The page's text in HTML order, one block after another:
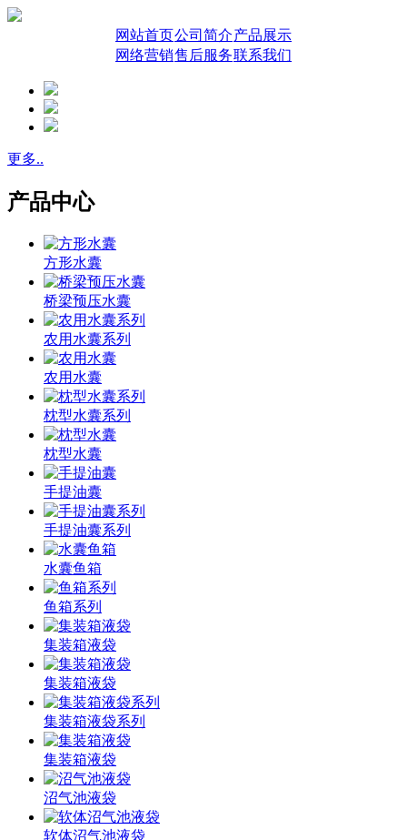
网站首页公司简介产品展示
网络营销售后服务联系我们
更多..
产品中心
方形水囊
桥梁预压水囊
农用水囊系列
农用水囊
枕型水囊系列
枕型水囊
手提油囊
手提油囊系列
水囊鱼箱
鱼箱系列
集装箱液袋
集装箱液袋
集装箱液袋系列
集装箱液袋
沼气池液袋
软体沼气池液袋